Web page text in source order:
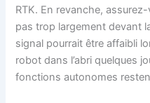
RTK. En revanche,
pas trop largement devant
signal pourrait être affaibli
robot dans l’abri quelques
fonctions autonomes